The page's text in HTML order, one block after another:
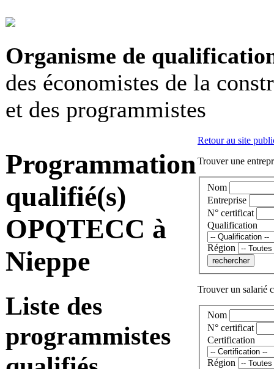
Organisme de
des économistes de la
et des programmistes
Programmation
qualifié(s)
OPQTECC à
Nieppe
Liste des
programmistes
Retour au site
Trouver une
Nom
Entreprise
N° certificat
Qualification
Région
Trouver un salarié
Nom
N° certificat
Certification
Région